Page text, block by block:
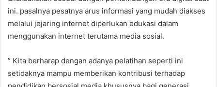
ini. pasalnya pesatnya arus informasi yang mudah diakses
melalui jejaring internet diperlukan edukasi dalam
menggunakan internet terutama media sosial.
” Kita berharap dengan adanya pelatihan seperti ini
setidaknya mampu memberikan kontribusi terhadap